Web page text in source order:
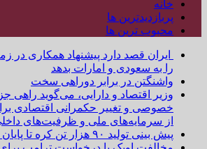
خانه
پربازدیدترین ها
محبوب ترین ها
ایران قصد دارد پیشنهاد همکاری در
را به سعودی و امارات بدهد
واشنگتن در برابر دوراهی سخت
وزیر اقتصاد و دارایی، می‌گوید راهی
خصوصی و تغییر حکمرانی اقتصادی
از سرمایه‌های ملی و ظرفیت‌های
پیش بینی تولید ۹۰ هزار تن کره تا پایان سال